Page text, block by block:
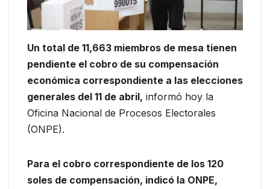
Un total de 11,663 miembros de mesa tienen
pendiente el cobro de su compensación
económica correspondiente a las elecciones
generales del 11 de abril, informó hoy la
Oficina Nacional de Procesos Electorales
(ONPE).
Para el cobro correspondiente de los 120
soles de compensación, indicó la ONPE,